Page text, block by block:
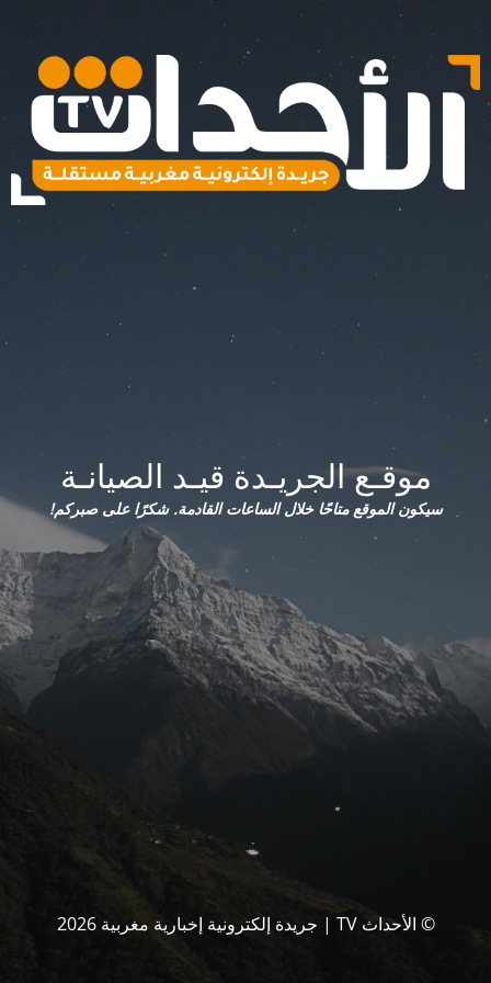
موقـع الجريـدة قيـد الصيانـة
سيكون الموقع متاحًا خلال الساعات القادمة. شكرًا على صبركم!
© الأحداث TV | جريدة إلكترونية إخبارية مغربية 2026